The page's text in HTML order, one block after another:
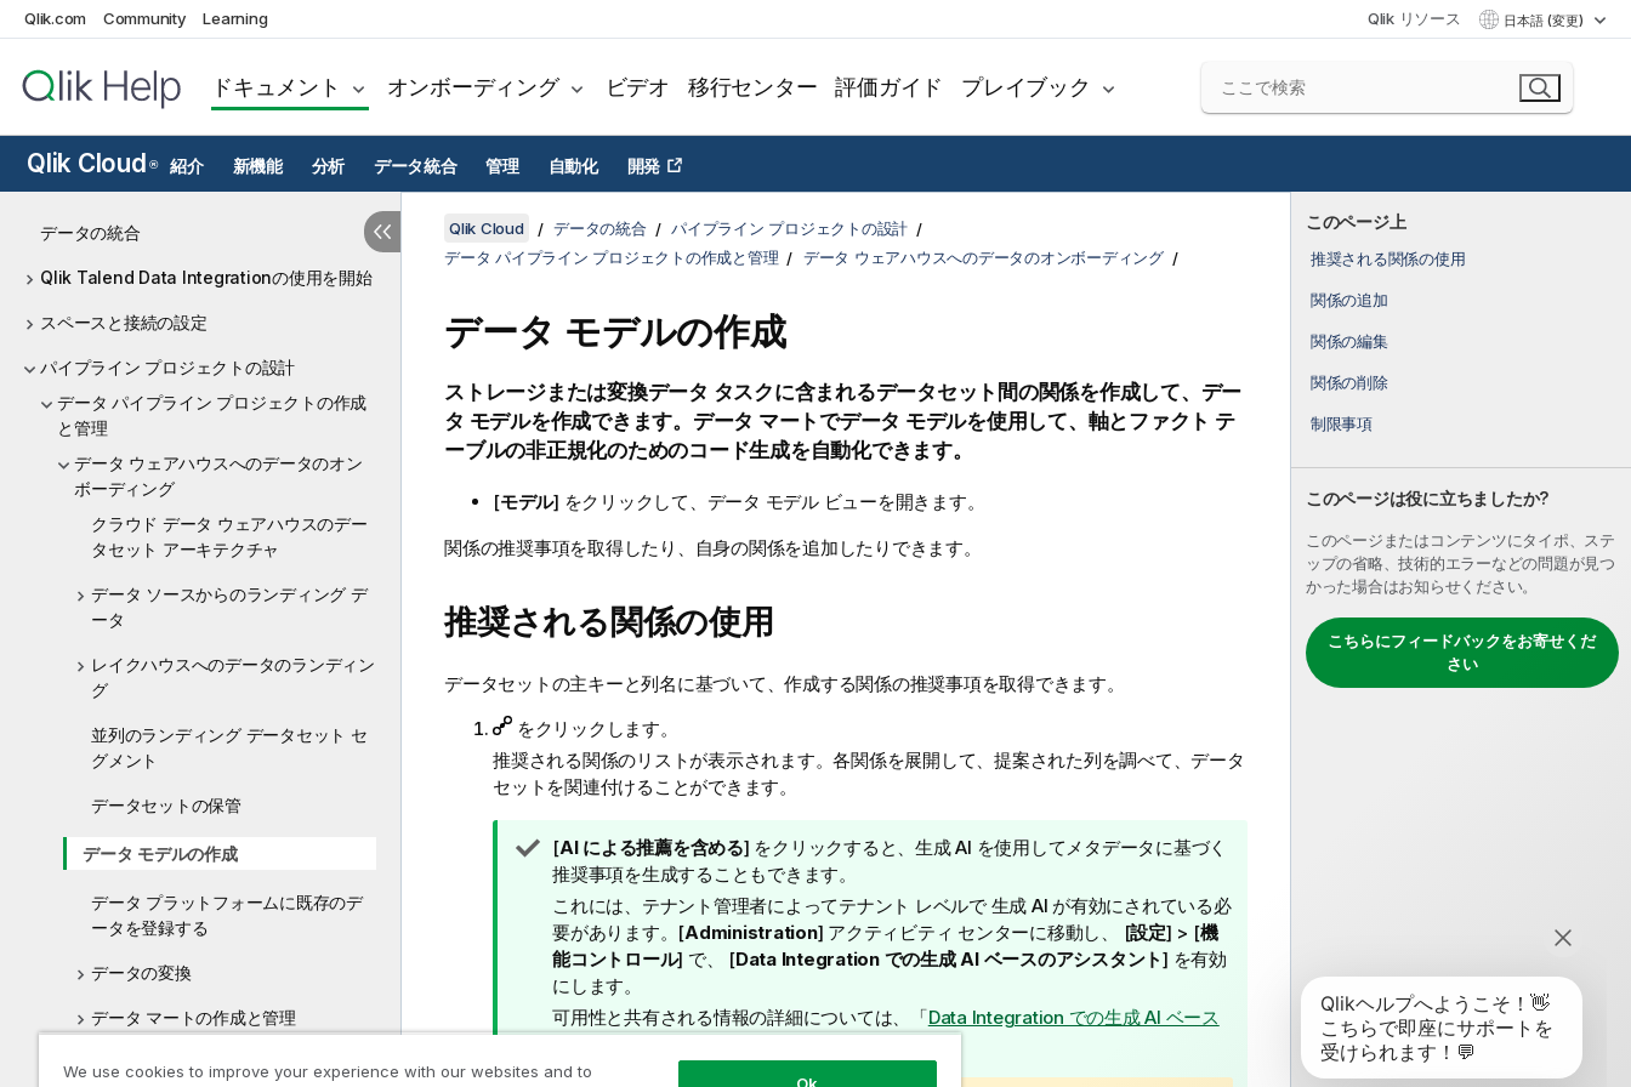
Qlik.com Community Learning Qlik リソース 日本語 (変更)
ドキュメント オンボーディング ビデオ 移行センター 評価ガイド プレイブック
Qlik Cloud ® 紹介 新機能 分析 データ統合 管理 自動化 開発
データの統合
Qlik Talend Data Integrationの使用を開始
スペースと接続の設定
パイプライン プロジェクトの設計
データ パイプライン プロジェクトの作成
と管理
データ ウェアハウスへのデータのオン
ボーディング
クラウド データ ウェアハウスのデー
タセット アーキテクチャ
データ ソースからのランディング デ
ータ
レイクハウスへのデータのランディン
グ
並列のランディング データセット セ
グメント
データセットの保管
データ モデルの作成
データ プラットフォームに既存のデ
ータを登録する
データの変換
データ マートの作成と管理
ナレッジ マートの作成
このページ上
推奨される関係の使用
関係の追加
関係の編集
関係の削除
制限事項
このページは役に立ちましたか?
このページまたはコンテンツにタイポ、ステ
ップの省略、技術的エラーなどの問題が見つ
かった場合はお知らせください。
こちらにフィードバックをお寄せくだ
さい
Qlik Cloud データの統合
パイプライン プロジェクトの設計
データ パイプライン プロジェクトの作成と管理
データ ウェアハウスへのデータのオンボーディング
データ モデルの作成
ストレージまたは変換データ タスクに含まれるデータセット間の関係を作成して、デー
タ モデルを作成できます。データ マートでデータ モデルを使用して、軸とファクト テ
ーブルの非正規化のためのコード生成を自動化できます。
[モデル] をクリックして、データ モデル ビューを開きます。
関係の推奨事項を取得したり、自身の関係を追加したりできます。
推奨される関係の使用
データセットの主キーと列名に基づいて、作成する関係の推奨事項を取得できます。
をクリックします。
推奨される関係のリストが表示されます。各関係を展開して、提案された列を調べて、データ
セットを関連付けることができます。
ヒ
ン
ト
メ
モ
[AI による推薦を含める] をクリックすると、生成 AI を使用してメタデータに基づく
推奨事項を生成することもできます。
これには、テナント管理者によってテナント レベルで 生成 AI が有効にされている必
要があります。[Administration] アクティビティ センターに移動し、 [設定] > [機
能コントロール] で、 [Data Integration での生成 AI ベースのアシスタント] を有効
にします。
可用性と共有される情報の詳細については、「Data Integration での生成 AI ベース
We use cookies to improve your experience with our websites and to